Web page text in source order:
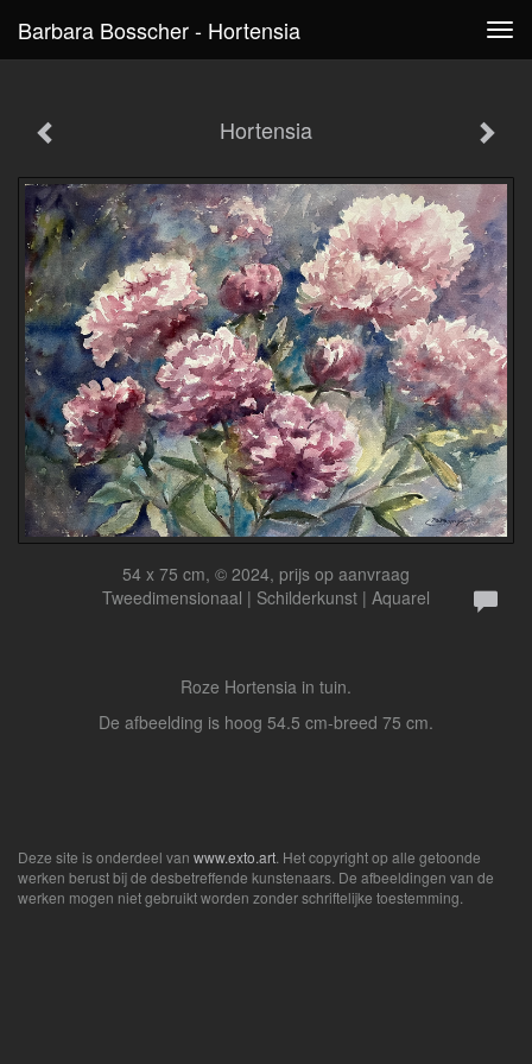
Barbara Bosscher - Hortensia
Hortensia
54 x 75 cm, © 2024, prijs op aanvraag
Tweedimensionaal | Schilderkunst | Aquarel
Roze Hortensia in tuin.
De afbeelding is hoog 54.5 cm-breed 75 cm.
Deze site is onderdeel van www.exto.art . Het copyright op alle getoonde
werken berust bij de desbetreffende kunstenaars. De afbeeldingen van de
werken mogen niet gebruikt worden zonder schriftelijke toestemming.